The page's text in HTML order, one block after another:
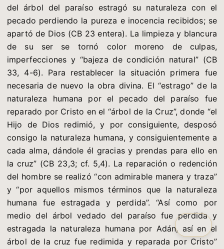
del árbol del paraíso estragó su naturaleza con el
pecado perdiendo la pureza e inocencia recibidos; se
apartó de Dios (CB 23 entera). La limpieza y blancura
de su ser se tornó color moreno de culpas,
imperfecciones y “bajeza de condición natural” (CB
33, 4-6). Para restablecer la situación primera fue
necesaria de nuevo la obra divina. El “estrago” de la
naturaleza humana por el pecado del paraíso fue
reparado por Cristo en el “árbol de la Cruz”, donde “el
Hijo de Dios redimió, y por consiguiente, desposó
consigo la naturaleza humana, y consiguientemente a
cada alma, dándole él gracias y prendas para ello en
la cruz” (CB 23,3; cf. 5,4). La reparación o redención
del hombre se realizó “con admirable manera y traza”
y “por aquellos mismos términos que la naturaleza
humana fue estragada y perdida”. “Así como por
medio del árbol vedado del paraíso fue perdida y
estragada la naturaleza humana por Adán, así en el
árbol de la cruz fue redimida y reparada por Cristo”